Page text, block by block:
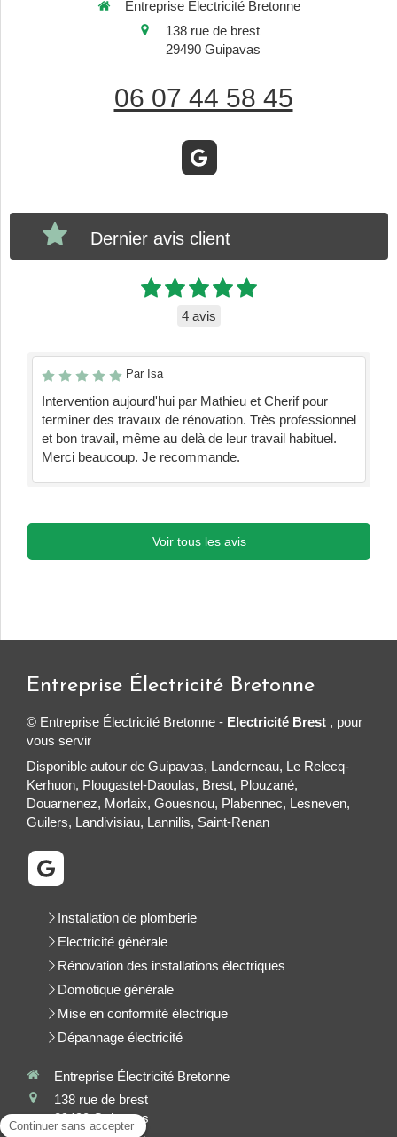
Entreprise Électricité Bretonne
138 rue de brest
29490 Guipavas
06 07 44 58 45
Dernier avis client
4 avis
Par Isa
Intervention aujourd'hui par Mathieu et Cherif pour
terminer des travaux de rénovation. Très professionnel
et bon travail, même au delà de leur travail habituel.
Merci beaucoup. Je recommande.
Voir tous les avis
Entreprise Électricité Bretonne
© Entreprise Électricité Bretonne - Electricité Brest , pour
vous servir
Disponible autour de Guipavas, Landerneau, Le Relecq-
Kerhuon, Plougastel-Daoulas, Brest, Plouzané,
Douarnenez, Morlaix, Gouesnou, Plabennec, Lesneven,
Guilers, Landivisiau, Lannilis, Saint-Renan
Installation de plomberie
Electricité générale
Rénovation des installations électriques
Domotique générale
Mise en conformité électrique
Dépannage électricité
Entreprise Électricité Bretonne
138 rue de brest
29490 Guipavas